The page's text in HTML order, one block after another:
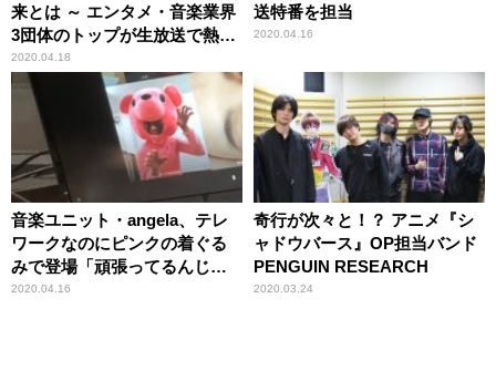
来とは ～ エンタメ・音楽業界
3団体のトップが生放送で熱く
語った3時間
2020.04.18
送特番を担当
2020.04.16
音楽ユニット・angela、テレ
ワークなのにピンクの着ぐる
みで登場「頑張ってるんじゃ
ないんです」
2020.04.16
奇行が次々と！？ アニメ『シ
ャドウバース』OP担当バンド
PENGUIN RESEARCH
2020.03.24